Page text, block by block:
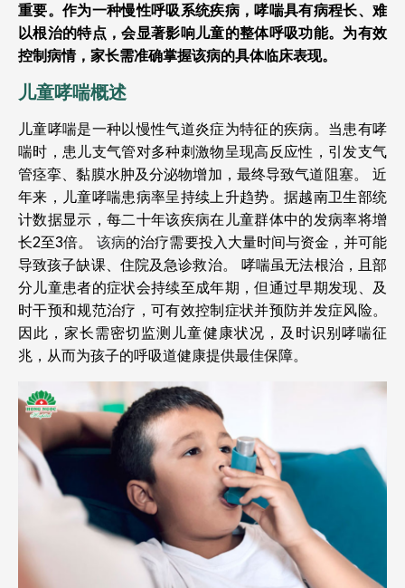
重要。作为一种慢性呼吸系统疾病，哮喘具有病程长、难
以根治的特点，会显著影响儿童的整体呼吸功能。为有效
控制病情，家长需准确掌握该病的具体临床表现。
儿童哮喘概述
儿童哮喘是一种以慢性气道炎症为特征的疾病。当患有哮
喘时，患儿支气管对多种刺激物呈现高反应性，引发支气
管痉挛、黏膜水肿及分泌物增加，最终导致气道阻塞。
近
年来，儿童哮喘患病率呈持续上升趋势。据越南卫生部统
计数据显示，每二十年该疾病在儿童群体中的发病率将增
长2至3倍。
该病的治疗需要投入大量时间与资金，并可能
导致孩子缺课、住院及急诊救治。
哮喘虽无法根治，且部
分儿童患者的症状会持续至成年期，但通过早期发现、及
时干预和规范治疗，可有效控制症状并预防并发症风险。
因此，家长需密切监测儿童健康状况，及时识别哮喘征
兆，从而为孩子的呼吸道健康提供最佳保障。